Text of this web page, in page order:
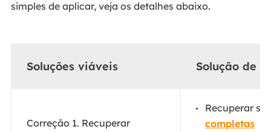
simples de aplicar, veja os detalhes abaixo.
Soluções viáveis Solução de
Correção 1. Recuperar
Recuperar
completas